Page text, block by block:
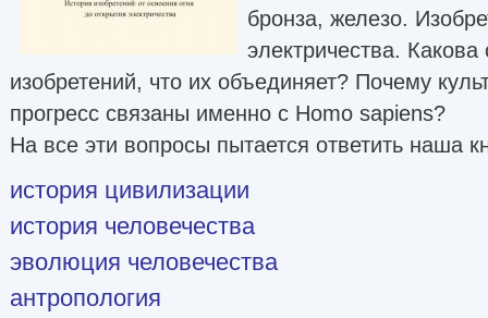
бронза, железо.
электричества.
изобретений, что их объединяет? Почему
прогресс связаны именно с Homo sapiens?
На все эти вопросы пытается ответить наша
история цивилизации
история человечества
эволюция человечества
антропология